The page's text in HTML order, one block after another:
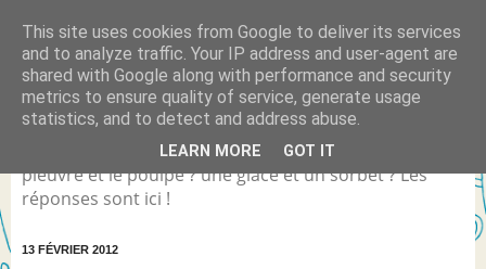
Quelle est la différence
entre... ?
Différence entre Coca Light et le Coca Zéro ? la
pieuvre et le poulpe ? une glace et un sorbet ? Les
réponses sont ici !
13 FÉVRIER 2012
This site uses cookies from Google to deliver its services
and to analyze traffic. Your IP address and user-agent are
shared with Google along with performance and security
metrics to ensure quality of service, generate usage
statistics, and to detect and address abuse.
LEARN MORE GOT IT